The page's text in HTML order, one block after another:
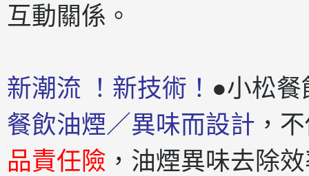
互動關係。
新潮流 ！新技術！ ●小松餐
餐飲油煙／異味而設計 ，
品責任險 ，油煙異味去除